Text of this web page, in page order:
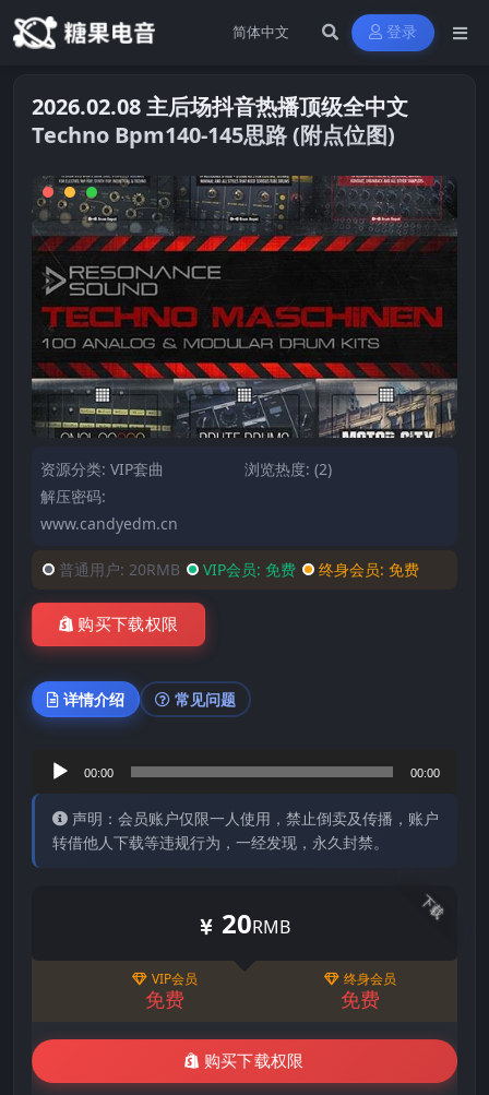
登录
2026.02.08 主后场抖音热播顶级全中文
Techno Bpm140-145思路 (附点位图)
资源分类: VIP套曲
浏览热度: (2)
解压密码:
www.candyedm.cn
普通用户: 20RMB VIP会员: 免费 终身会员: 免费
购买下载权限
详情介绍 常见问题
频
放
00:00 00:00
声明：会员账户仅限一人使用，禁止倒卖及传播，账户
转借他人下载等违规行为，一经发现，永久封禁。
下载
20RMB
VIP会员
免费
终身会员
免费
购买下载权限